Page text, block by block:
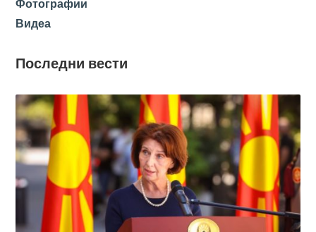
Фотографии
Видеа
Последни вести